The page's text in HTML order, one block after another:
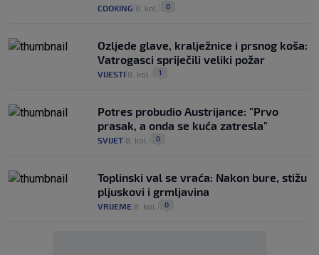
COOKING 8. kol. 0
Ozljede glave, kralježnice i prsnog koša:
Vatrogasci spriječili veliki požar
VIJESTI 8. kol. 1
Potres probudio Austrijance: "Prvo
prasak, a onda se kuća zatresla"
SVIJET 8. kol. 0
Toplinski val se vraća: Nakon bure, stižu
pljuskovi i grmljavina
VRIJEME 8. kol. 0